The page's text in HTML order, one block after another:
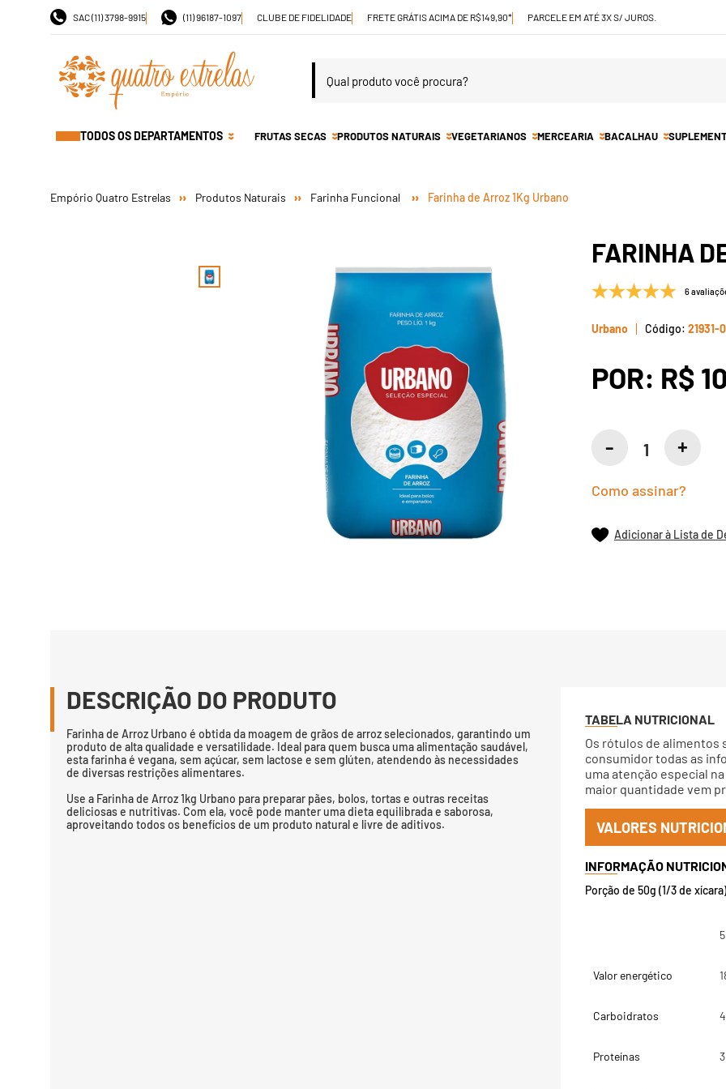
SAC (11) 3798-9915 (11) 96187-1097 CLUBE DE FIDELIDADE FRETE GRÁTIS ACIMA DE R$149,90* PARCELE EM ATÉ 3X S/ JUROS.
TODOS OS DEPARTAMENTOS FRUTAS SECAS PRODUTOS NATURAIS VEGETARIANOS MERCEARIA BACALHAU
Produtos Naturais Farinha Funcional Farinha de Arroz 1Kg Urbano
FARINHA
6
Urbano 21931-0
POR: R$
Como assinar?
Adicionar à Lista de
DESCRIÇÃO DO PRODUTO
Farinha de Arroz Urbano é obtida da moagem de grãos de arroz selecionados, garantindo um
produto de alta qualidade e versatilidade. Ideal para quem busca uma alimentação saudável,
esta farinha é vegana, sem açúcar, sem lactose e sem glúten, atendendo às necessidades
de diversas restrições alimentares.
Use a Farinha de Arroz 1kg Urbano para preparar pães, bolos, tortas e outras receitas
deliciosas e nutritivas. Com ela, você pode manter uma dieta equilibrada e saborosa,
aproveitando todos os benefícios de um produto natural e livre de aditivos.
TABELA NUTRICIONAL
Os rótulos de alimentos
consumidor todas as
uma atenção especial
maior quantidade vem
VALORES
Porção de 50g (1/3 de xícara)
Valor energético
Carboidratos
Proteínas